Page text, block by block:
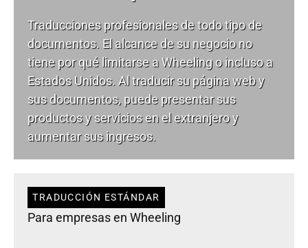
Traducciones profesionales de todo tipo de
documentos. El alcance de su negocio no
tiene por qué limitarse a Wheeling o incluso a
Estados Unidos. Al traducir su página web y
sus documentos, puede presentar sus
productos y servicios en el extranjero y
aumentar sus ingresos.
TRADUCCIÓN ESTÁNDAR
Para empresas en Wheeling